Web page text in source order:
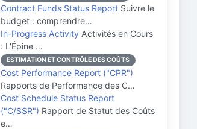
Contract Funds Status Report Suivre le
budget : comprendre…
In-Progress Activity Activités en Cours
: L'Épine …
ESTIMATION ET CONTRÔLE DES COÛTS
Cost Performance Report ("CPR")
Rapports de Performance des C…
Cost Schedule Status Report
("C/SSR") Rapport de Statut des Coûts
e…